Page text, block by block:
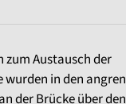
zum Austausch der
in den
der Brücke über